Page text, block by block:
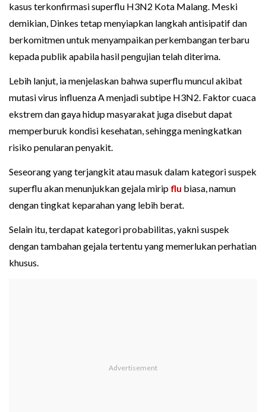
kasus terkonfirmasi superflu H3N2 Kota Malang. Meski
demikian, Dinkes tetap menyiapkan langkah antisipatif dan
berkomitmen untuk menyampaikan perkembangan terbaru
kepada publik apabila hasil pengujian telah diterima.
Lebih lanjut, ia menjelaskan bahwa superflu muncul akibat
mutasi virus influenza A menjadi subtipe H3N2. Faktor cuaca
ekstrem dan gaya hidup masyarakat juga disebut dapat
memperburuk kondisi kesehatan, sehingga meningkatkan
risiko penularan penyakit.
Seseorang yang terjangkit atau masuk dalam kategori suspek
superflu akan menunjukkan gejala mirip flu biasa, namun
dengan tingkat keparahan yang lebih berat.
Selain itu, terdapat kategori probabilitas, yakni suspek
dengan tambahan gejala tertentu yang memerlukan perhatian
khusus.